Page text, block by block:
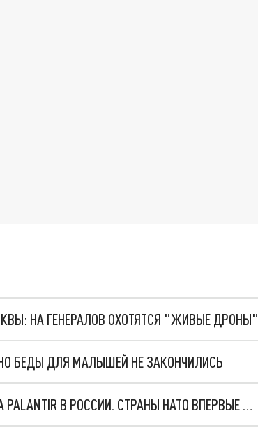
НА ГЕНЕРАЛОВ ОХОТЯТСЯ "ЖИВЫЕ ДРОНЫ"
БЕДЫ ДЛЯ МАЛЫШЕЙ НЕ ЗАКОНЧИЛИСЬ
"ОЧЕНЬ ПЛОХИЕ НОВОСТИ": БОЛЬШАЯ ОШИБКА PALANTIR В РОССИИ. СТРАНЫ НАТО ВПЕРВЫЕ ЗА СВО ОСТАНОВИЛИ ПОСТАВКИ ОРУЖИЯ. ВСУ ТЕРЯЮТ ПРИГРАНИЧЬЕ?